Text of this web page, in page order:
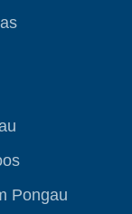
Pongau